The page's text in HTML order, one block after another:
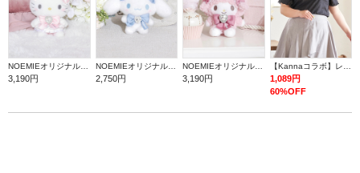
3,190円
NOEMIEオリジナル シナモロールぬいぐるみキーホルダー
2,750円 3,190円
1,089円
60%OFF